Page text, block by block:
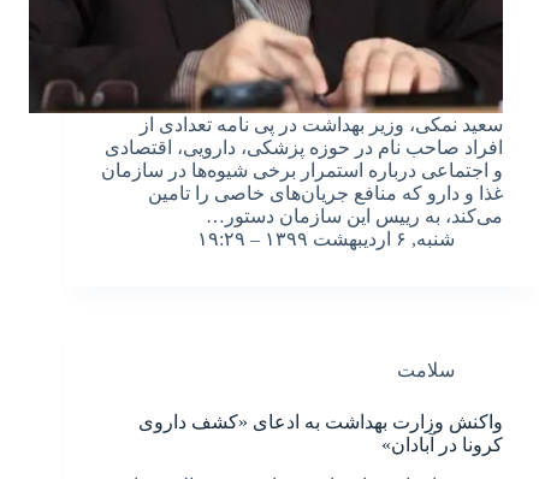
سعید نمکی، وزیر بهداشت در پی نامه تعدادی از
افراد صاحب نام در حوزه پزشکی، دارویی، اقتصادی
و اجتماعی درباره استمرار برخی شیوه‌ها در سازمان
غذا و دارو که منافع جریان‌های خاصی را تامین
می‌کند، به رییس این سازمان دستور…
شنبه, ۶ اردیبهشت ۱۳۹۹ – ۱۹:۲۹
سلامت
واکنش وزارت بهداشت به ادعای «کشف داروی
کرونا در آبادان»